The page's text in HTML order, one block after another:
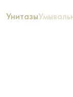
Унитазы